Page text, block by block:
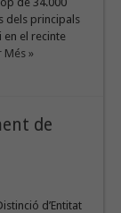
dels principals
en el recinte
Més »
de
d’Entitat